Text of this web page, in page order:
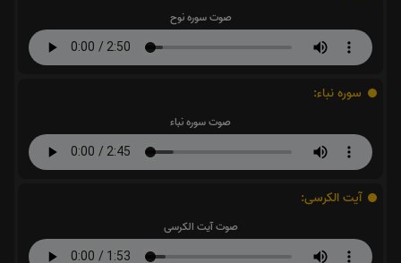
صوت سوره نوح
سوره نباء:
صوت سوره نباء
آیت الکرسی:
صوت آیت الکرسی